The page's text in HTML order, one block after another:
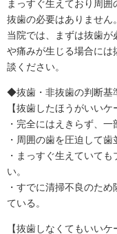
まっすぐ生えており周
抜歯の必要はありません。
当院では、まずは抜歯
や痛みが生じる場合には
談ください。
◆抜歯・非抜歯の判断基
【抜歯したほうがいいケ
・完全にはえきらず、一
・周囲の歯を圧迫して歯
・まっすぐ生えていて
い。
・すでに清掃不良のた
ている。
【抜歯しなくてもいいケ